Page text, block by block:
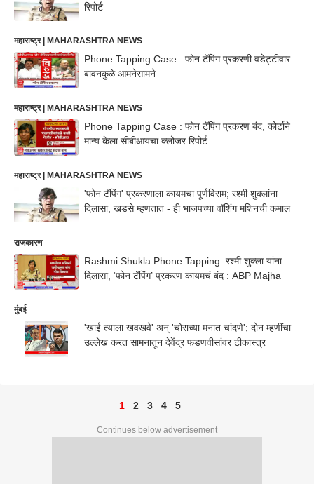
रिपोर्ट
महाराष्ट्र | MAHARASHTRA NEWS
Phone Tapping Case : फोन टॅपिंग प्रकरणी वडेट्टीवार
बावनकुळे आमनेसामने
महाराष्ट्र | MAHARASHTRA NEWS
Phone Tapping Case : फोन टॅपिंग प्रकरण बंद, कोर्टाने
मान्य केला सीबीआयचा क्लोजर रिपोर्ट
महाराष्ट्र | MAHARASHTRA NEWS
'फोन टॅपिंग' प्रकरणाला कायमचा पूर्णविराम; रश्मी शुक्लांना
दिलासा, खडसे म्हणतात - ही भाजपच्या वॉशिंग मशिनची कमाल
राजकारण
Rashmi Shukla Phone Tapping :रश्मी शुक्ला यांना
दिलासा, ‘फोन टॅपिंग’ प्रकरण कायमचं बंद : ABP Majha
मुंबई
'खाई त्याला खवखवे' अन् 'चोराच्या मनात चांदणे'; दोन म्हणींचा
उल्लेख करत सामनातून देवेंद्र फडणवीसांवर टीकास्त्र
1 2 3 4 5
Continues below advertisement